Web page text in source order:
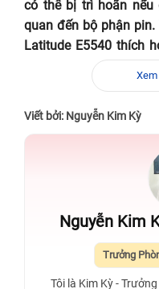
có thể bị trì hoãn
quan đến bộ phận
Latitude E5540 thích
cải thiện vấn đề.
Viết bởi: Nguyễn Kim Kỳ
Nguyễn Kim
Trưởng
Tôi là Kim Kỳ -